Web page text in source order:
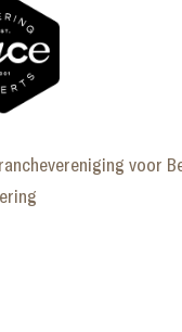
voor